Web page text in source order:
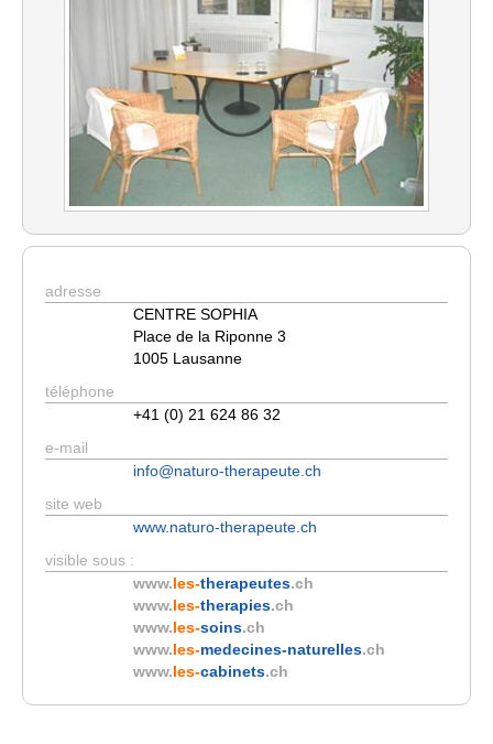
adresse
CENTRE SOPHIA
Place de la Riponne 3
1005 Lausanne
téléphone
+41 (0) 21 624 86 32
e-mail
info@naturo-therapeute.ch
site web
www.naturo-therapeute.ch
visible sous :
www.les-therapeutes.ch
www.les-therapies.ch
www.les-soins.ch
www.les-medecines-naturelles.ch
www.les-cabinets.ch